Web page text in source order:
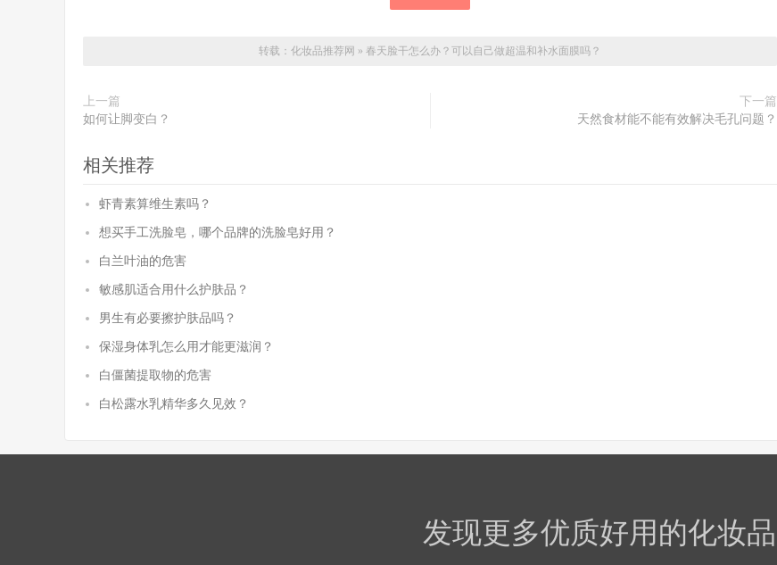
转载： 化妆品推荐网 » 春天脸干怎么办？可以自己做超温和补水面膜吗？
上一篇
如何让脚变白？
下一篇
天然食材能不能有效解决毛孔问题？
相关推荐
虾青素算维生素吗？
想买手工洗脸皂，哪个品牌的洗脸皂好用？
白兰叶油的危害
敏感肌适合用什么护肤品？
男生有必要擦护肤品吗？
保湿身体乳怎么用才能更滋润？
白僵菌提取物的危害
白松露水乳精华多久见效？
发现更多优质好用的化妆品